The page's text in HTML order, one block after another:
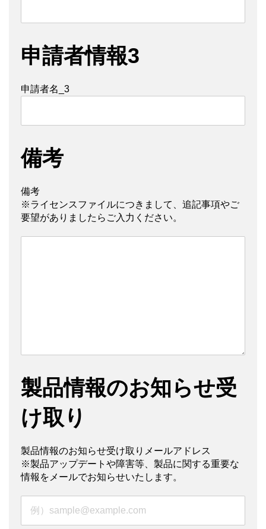
申請者情報3
申請者名_3
備考
備考
※ライセンスファイルにつきまして、追記事項やご
要望がありましたらご入力ください。
製品情報のお知らせ受
け取り
製品情報のお知らせ受け取りメールアドレス
※製品アップデートや障害等、製品に関する重要な
情報をメールでお知らせいたします。